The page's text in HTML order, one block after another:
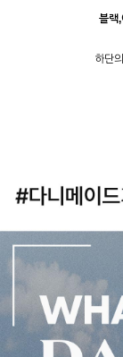
블랙,
하단